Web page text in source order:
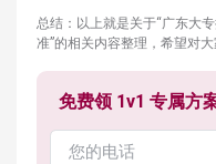
总结：以上就是关于“广东大
准”的相关内容整理，希望对大
免费领 1v1 专属方